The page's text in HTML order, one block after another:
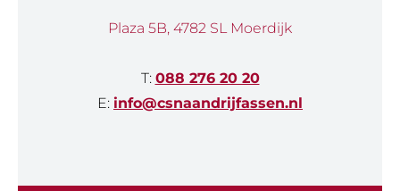
Plaza 5B, 4782 SL Moerdijk
T: 088 276 20 20
E: info@csnaandrijfassen.nl